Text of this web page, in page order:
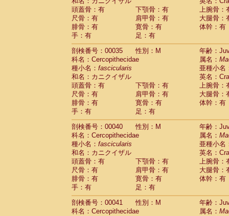
Atelidae Ateles geoffroyi
Atelidae Ateles paniscus
Atelidae Atelesspp.
Atelidae Lagothrix lagothricha
AtelidaeLagothrix lagothricha cana(0)
Pitheciidae
Cacajao calvus
PitheciidaeCallicebus cupreus(0)
Pitheciidae Callicebus donacophilus(0)
Pitheciidae Callicebus moloch(0)
Pitheciidae Callicebus torquatus(0)
Pitheciidae Callicebus
Pitheciidae Chiropotes satanas
Pitheciidae Pithecia monachus
Pitheciidae Pithecia pithecia (0)
Cercopithecidae Cercocebus agilis (0)
Cercopithecidae
Cercocebus
Cercopithecidae
Cercocebus
CercopithecidaeCercocebus
CercopithecidaeCercocebus
CercopithecidaeCercocebus hybrid(0)
CercopithecidaeCercocebus
CercopithecidaeLophocebus
Cercopithecidae
(0)
頭蓋骨：有
下顎骨：有
上腕骨：
尺骨：有
肩甲骨：有
大腿骨：
腓骨：有
寛骨：有
体幹：有
手：有
足：有
剖検番号：00035
性別：M
年齢：
科名：Cercopithecidae
属名：
種小名： fascicularis
亜種小名
和名：カニクイザル
英名：
頭蓋骨：有
下顎骨：有
上腕骨：
尺骨：有
肩甲骨：有
大腿骨：
腓骨：有
寛骨：有
体幹：有
手：有
足：有
剖検番号：00040
性別：M
年齢：
科名：Cercopithecidae
属名：
種小名： fascicularis
亜種小名
和名：カニクイザル
英名：
頭蓋骨：有
下顎骨：有
上腕骨：
尺骨：有
肩甲骨：有
大腿骨：
腓骨：有
寛骨：有
体幹：有
手：有
足：有
剖検番号：00041
性別：M
年齢：
科名：Cercopithecidae
属名：